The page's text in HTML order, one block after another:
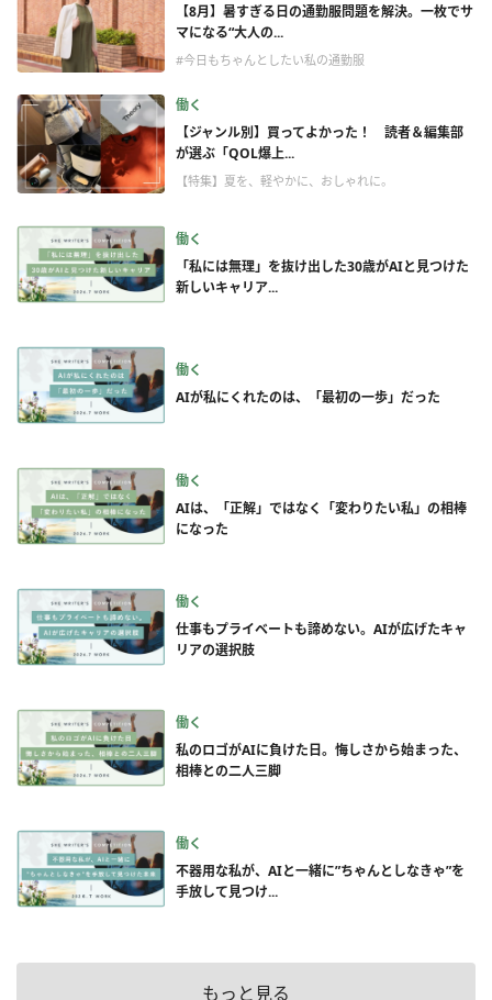
【8月】暑すぎる日の通勤服問題を解決。一枚でサ
マになる“大人の...
#今日もちゃんとしたい私の通勤服
働く
【ジャンル別】買ってよかった！ 読者＆編集部
が選ぶ「QOL爆上...
【特集】夏を、軽やかに、おしゃれに。
働く
「私には無理」を抜け出した30歳がAIと見つけた
新しいキャリア...
働く
AIが私にくれたのは、「最初の一歩」だった
働く
AIは、「正解」ではなく「変わりたい私」の相棒
になった
働く
仕事もプライベートも諦めない。AIが広げたキャ
リアの選択肢
働く
私のロゴがAIに負けた日。悔しさから始まった、
相棒との二人三脚
働く
不器用な私が、AIと一緒に”ちゃんとしなきゃ”を
手放して見つけ...
もっと見る